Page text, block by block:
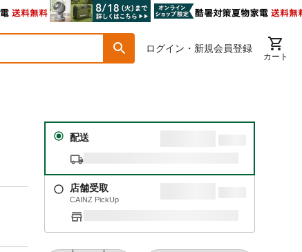
ログイン・新規会員登録
カート
配送
店舗受取
CAINZ PickUp